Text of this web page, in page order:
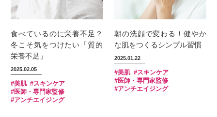
食べているのに栄養不足？
冬こそ気をつけたい「質的
栄養不足」
2025.02.05
#美肌 #スキンケア
#医師・専門家監修
#アンチエイジング
朝の洗顔で変わる！健やか
な肌をつくるシンプル習慣
2025.01.22
#美肌 #スキンケア
#医師・専門家監修
#アンチエイジング